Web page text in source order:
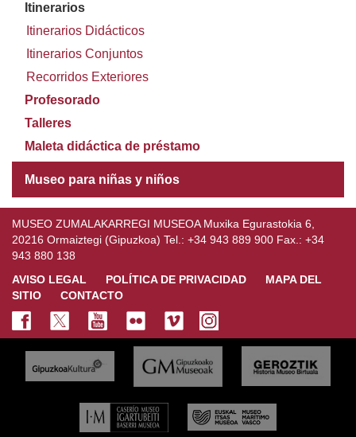
Itinerarios
Itinerarios Didácticos
Itinerarios Conjuntos
Recorridos Exteriores
Profesorado
Talleres
Maleta didáctica de préstamo
Museo para niñas y niños
MUSEO ZUMALAKARREGI MUSEOA Muxika Egurastokia 6,
20216 Ormaiztegi (Gipuzkoa) Tel.: +34 943 889 900 Fax.: +34
943 880 138
AVISO LEGAL
POLÍTICA DE PRIVACIDAD
MAPA DEL
SITIO
CONTACTO